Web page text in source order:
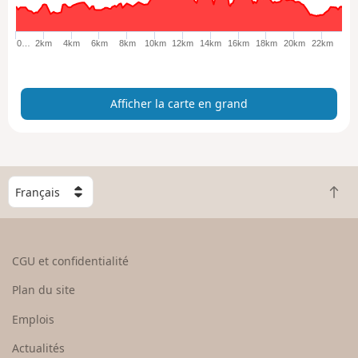
r
a
r
t
e
g
n
0… 2km 4km 6km 8km 10km 12km 14km 16km 18km 20km 22km
Afficher la carte en grand
C
h
o
e
u
R
e
CGU et confidentialité
Plan du site
Emplois
Actualités